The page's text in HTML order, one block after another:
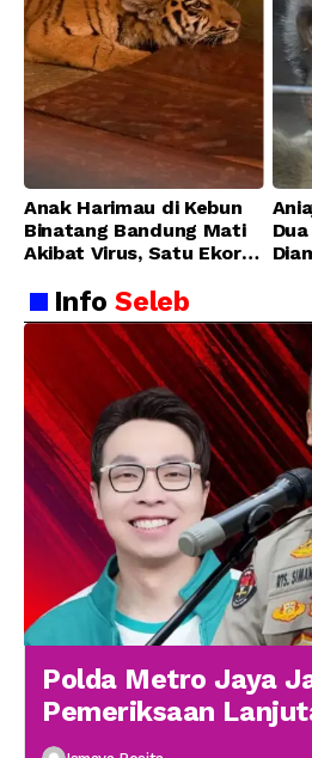
Anak Harimau di Kebun
Binatang Bandung Mati
Akibat Virus, Satu Ekor
Membaik
InfoSeleb
Polda Metro Jaya
Pemeriksaan
Lee 19 Januari